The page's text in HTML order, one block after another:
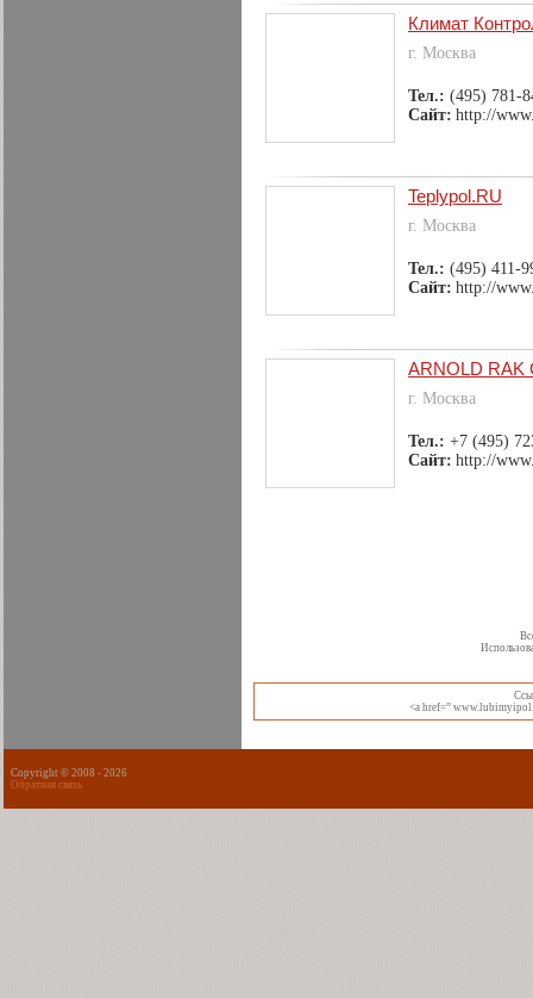
Климат
г. Москва
Тел.: (495) 781-
Сайт: http://
Teplypol.RU
г. Москва
Тел.: (495) 411-
Сайт: http://
ARNOLD RAK
г. Москва
Тел.: +7 (495)
Сайт: http://
<a href=”
Copyright © 2008 - 2026
Обратная связь